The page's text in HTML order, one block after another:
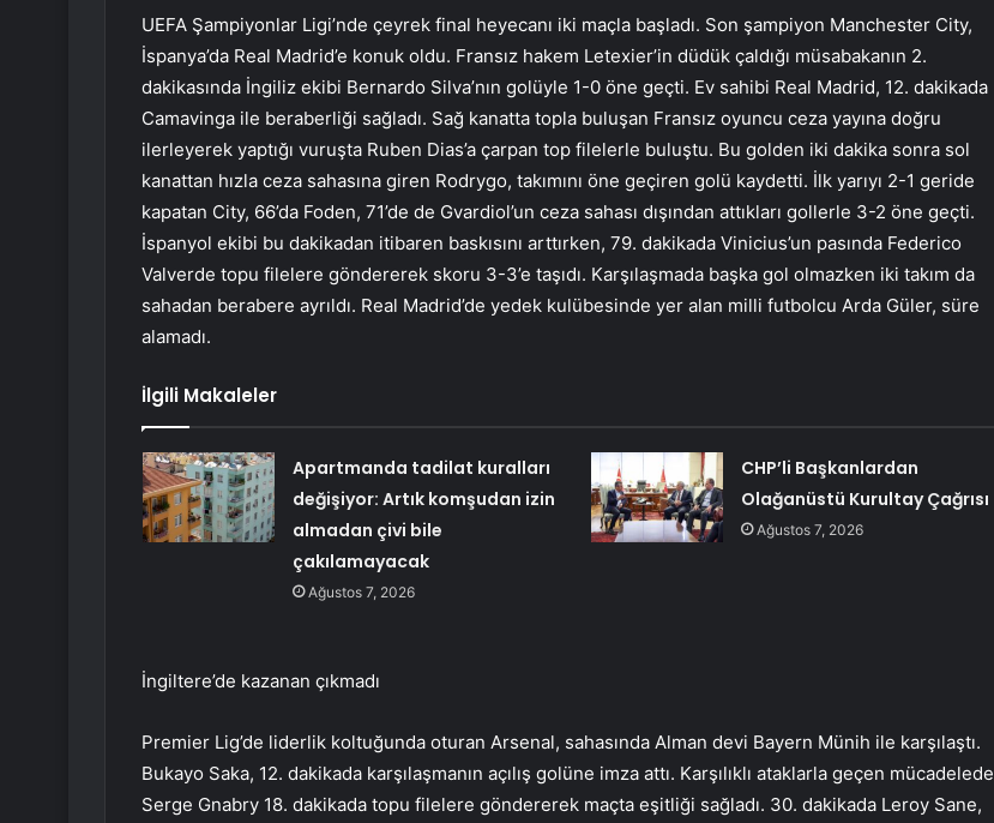
UEFA Şampiyonlar Ligi’nde çeyrek final heyecanı iki maçla başladı. Son şampiyon Manchester City,
İspanya’da Real Madrid’e konuk oldu. Fransız hakem Letexier’in düdük çaldığı müsabakanın 2.
dakikasında İngiliz ekibi Bernardo Silva’nın golüyle 1-0 öne geçti. Ev sahibi Real Madrid, 12. dakikada
Camavinga ile beraberliği sağladı. Sağ kanatta topla buluşan Fransız oyuncu ceza yayına doğru
ilerleyerek yaptığı vuruşta Ruben Dias’a çarpan top filelerle buluştu. Bu golden iki dakika sonra sol
kanattan hızla ceza sahasına giren Rodrygo, takımını öne geçiren golü kaydetti. İlk yarıyı 2-1 geride
kapatan City, 66’da Foden, 71’de de Gvardiol’un ceza sahası dışından attıkları gollerle 3-2 öne geçti.
İspanyol ekibi bu dakikadan itibaren baskısını arttırken, 79. dakikada Vinicius’un pasında Federico
Valverde topu filelere göndererek skoru 3-3’e taşıdı. Karşılaşmada başka gol olmazken iki takım da
sahadan berabere ayrıldı. Real Madrid’de yedek kulübesinde yer alan milli futbolcu Arda Güler, süre
alamadı.
İlgili Makaleler
Apartmanda tadilat kuralları
değişiyor: Artık komşudan izin
almadan çivi bile
çakılamayacak
Ağustos 7, 2026
CHP’li Başkanlardan
Olağanüstü Kurultay Çağrısı
Ağustos 7, 2026
İngiltere’de kazanan çıkmadı
Premier Lig’de liderlik koltuğunda oturan Arsenal, sahasında Alman devi Bayern Münih ile karşılaştı.
Bukayo Saka, 12. dakikada karşılaşmanın açılış golüne imza attı. Karşılıklı ataklarla geçen mücadelede
Serge Gnabry 18. dakikada topu filelere göndererek maçta eşitliği sağladı. 30. dakikada Leroy Sane,